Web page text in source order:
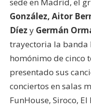
sede en Madrid, el
González, Aitor
Díez y Germán
trayectoria la banda
homónimo de cinco
presentado sus
conciertos en salas
FunHouse, Siroco,